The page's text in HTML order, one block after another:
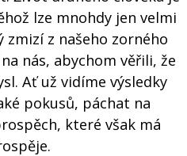
lze mnohdy jen velmi
z našeho zorného
nás, abychom věřili, že
Ať už vidíme výsledky
pokusů, páchat na
které však má